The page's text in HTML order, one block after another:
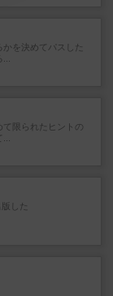
を決めてパスした
限られたヒントの
した